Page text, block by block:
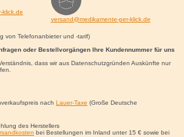
klick.de
versand@medikamente-per-klick.de
von Telefonanbieter und -tarif)
oder Bestellvorgängen Ihre Kundennummer für uns
dass wir aus Datenschutzgründen Auskünfte nur
nach Lauer-Taxe (Große Deutsche
des Herstellers
bei Bestellungen im Inland unter 15 €sowie bei